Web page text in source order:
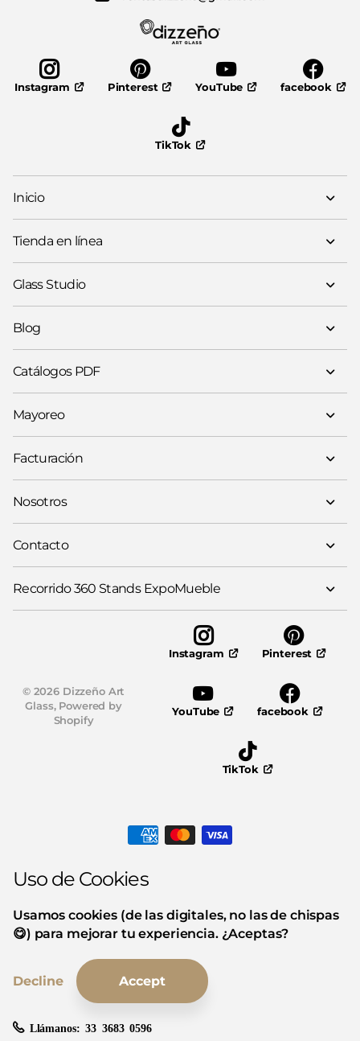
Instagram Pinterest YouTube facebook
TikTok
Inicio
Tienda en línea
Glass Studio
Blog
Catálogos PDF
Mayoreo
Facturación
Nosotros
Contacto
Recorrido 360 Stands ExpoMueble
© 2026Dizzeño Art
Glass, Powered by
Shopify
Instagram Pinterest
YouTube facebook
TikTok
Uso de Cookies
Usamos cookies (de las digitales, no las de chispas
😋) para mejorar tu experiencia. ¿Aceptas?
Decline Accept
Llámanos: 33 3683 0596